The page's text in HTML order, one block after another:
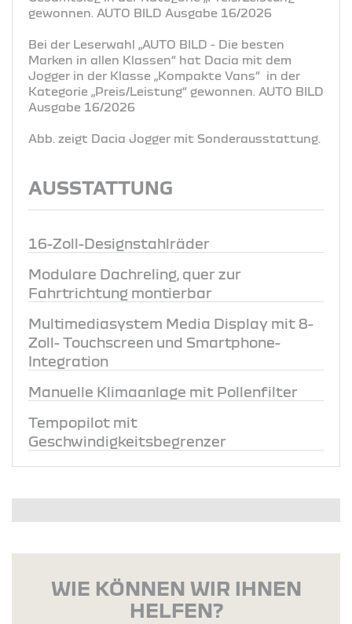
gewonnen. AUTO BILD Ausgabe 16/2026
Bei der Leserwahl „AUTO BILD - Die besten
Marken in allen Klassen“ hat Dacia mit dem
Jogger in der Klasse „Kompakte Vans“ in der
Kategorie „Preis/Leistung“ gewonnen. AUTO BILD
Ausgabe 16/2026
Abb. zeigt Dacia Jogger mit Sonderausstattung.
AUSSTATTUNG
16-Zoll-Designstahlräder
Modulare Dachreling, quer zur
Fahrtrichtung montierbar
Multimediasystem Media Display mit 8-
Zoll- Touchscreen und Smartphone-
Integration
Manuelle Klimaanlage mit Pollenfilter
Tempopilot mit
Geschwindigkeitsbegrenzer
WIE KÖNNEN WIR IHNEN
HELFEN?